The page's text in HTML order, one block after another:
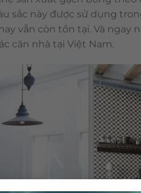
sắc này được sử dụng
vẫn còn tồn tại. Và ngay
căn nhà tại Việt Nam.